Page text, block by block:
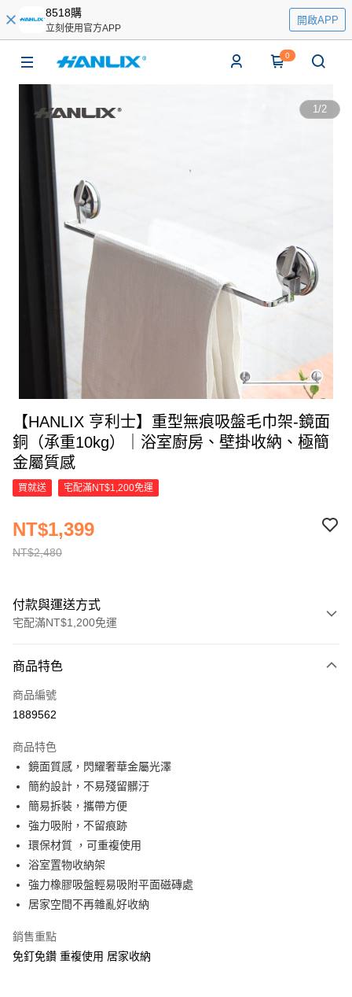
8518購
立刻使用官方APP
開啟APP
0
1/2
【HANLIX 亨利士】重型無痕吸盤毛巾架-鏡面
銅（承重10kg）｜浴室廚房、壁掛收納、極簡
金屬質感
買就送 宅配滿NT$1,200免運
NT$2,480
NT$1,399
付款與運送方式
宅配滿NT$1,200免運
信用卡一次付款
LINE Pay
街口支付
悠遊付
ATM付款
運送方式
宅配
每筆NT$190，滿NT$1,200(含以上)免運費
商品特色
商品編號
1889562
商品特色
鏡面質感，閃耀奢華金屬光澤
簡約設計，不易殘留髒汙
簡易拆裝，攜帶方便
強力吸附，不留痕跡
環保材質 ，可重複使用
浴室置物收納架
強力橡膠吸盤輕易吸附平面磁磚處
居家空間不再雜亂好收納
銷售重點
免釘免鑽 重複使用 居家收納